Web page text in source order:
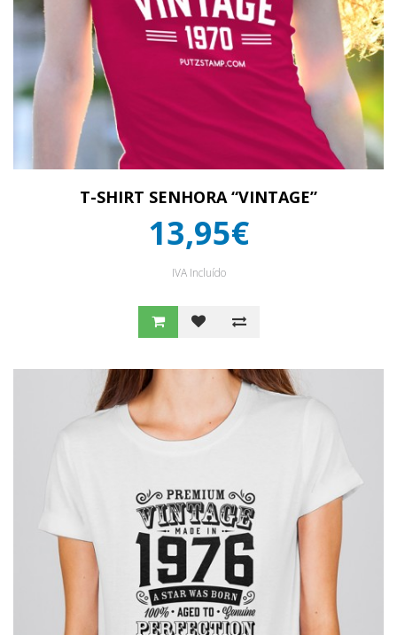
T-SHIRT SENHORA “VINTAGE”
13,95€
IVA Incluído